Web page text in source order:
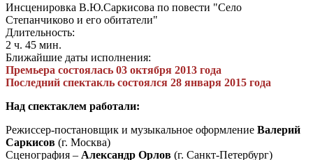
Инсценировка В.Ю.Саркисова по повести "Село
Степанчиково и его обитатели"
Длительность:
2 ч. 45 мин.
Ближайшие даты исполнения:
Премьера состоялась 03 октября 2013 года
Последний спектакль состоялся 28 января 2015 года
Над спектаклем работали:
Режиссер-постановщик и музыкальное оформление Валерий
Саркисов (г. Москва)
Сценография – Александр Орлов (г. Санкт-Петербург)